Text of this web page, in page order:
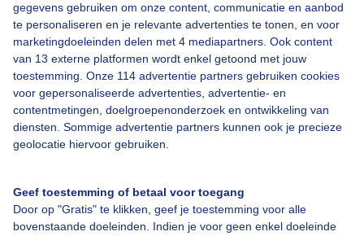
gegevens gebruiken om onze content, communicatie en aanbod
te personaliseren en je relevante advertenties te tonen, en voor
marketingdoeleinden delen met 4 mediapartners. Ook content
van 13 externe platformen wordt enkel getoond met jouw
toestemming. Onze 114 advertentie partners gebruiken cookies
voor gepersonaliseerde advertenties, advertentie- en
contentmetingen, doelgroepenonderzoek en ontwikkeling van
diensten. Sommige advertentie partners kunnen ook je precieze
geolocatie hiervoor gebruiken.
Geef toestemming of betaal voor toegang
Door op "Gratis" te klikken, geef je toestemming voor alle
bovenstaande doeleinden. Indien je voor geen enkel doeleinde
Een moment geduld aub...
Over Buienradar
Bedrijfsgegevens
Veelgestelde vragen